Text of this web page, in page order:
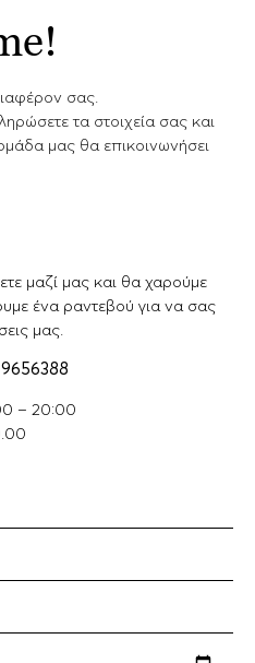
σας.
τα στοιχεία σας και
μας θα επικοινωνήσει
μαζί μας και θα χαρούμε
ένα ραντεβού για να σας
μας.
9656388
– 20:00